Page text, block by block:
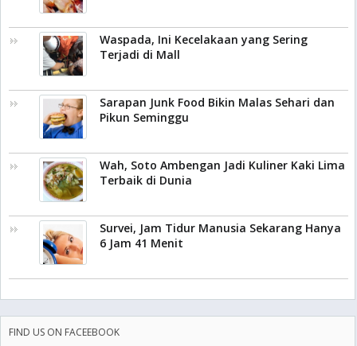
Waspada, Ini Kecelakaan yang Sering
Terjadi di Mall
Sarapan Junk Food Bikin Malas Sehari dan
Pikun Seminggu
Wah, Soto Ambengan Jadi Kuliner Kaki Lima
Terbaik di Dunia
Survei, Jam Tidur Manusia Sekarang Hanya
6 Jam 41 Menit
FIND US ON FACEEBOOK